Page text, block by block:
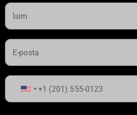
Birleşik
Devletler